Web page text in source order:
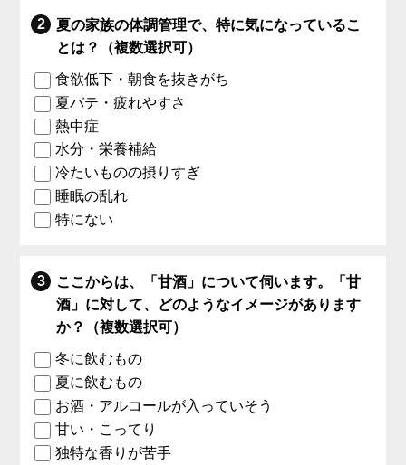
夏の家族の体調管理で、特に気になっているこ
とは？（複数選択可）
食欲低下・朝食を抜きがち
夏バテ・疲れやすさ
熱中症
水分・栄養補給
冷たいものの摂りすぎ
睡眠の乱れ
特にない
ここからは、「甘酒」について伺います。「甘
酒」に対して、どのようなイメージがあります
か？（複数選択可）
冬に飲むもの
夏に飲むもの
お酒・アルコールが入っていそう
甘い・こってり
独特な香りが苦手